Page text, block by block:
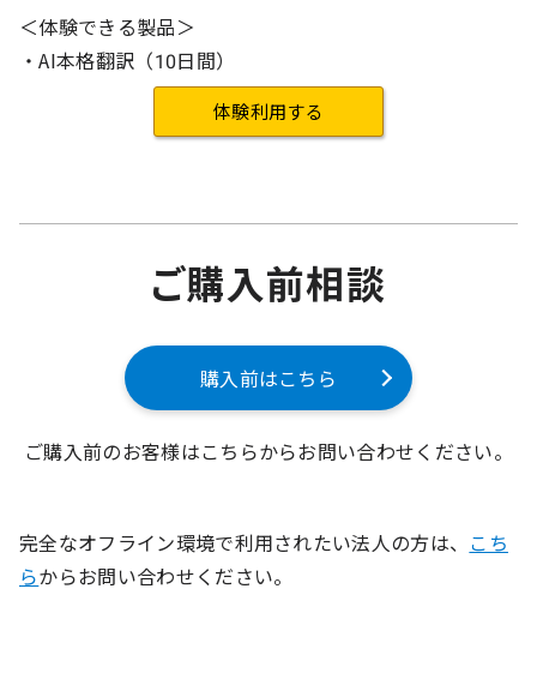
＜体験できる製品＞
・AI本格翻訳（10日間）
体験利用する
ご購入前相談
購入前はこちら
ご購入前のお客様はこちらからお問い合わせください。
完全なオフライン環境で利用されたい法人の方は、 こち
らからお問い合わせください。